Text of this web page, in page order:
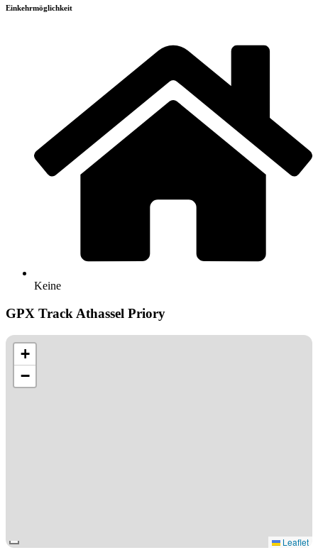
Einkehrmöglichkeit
Keine
GPX Track Athassel Priory
+
−
Leaflet